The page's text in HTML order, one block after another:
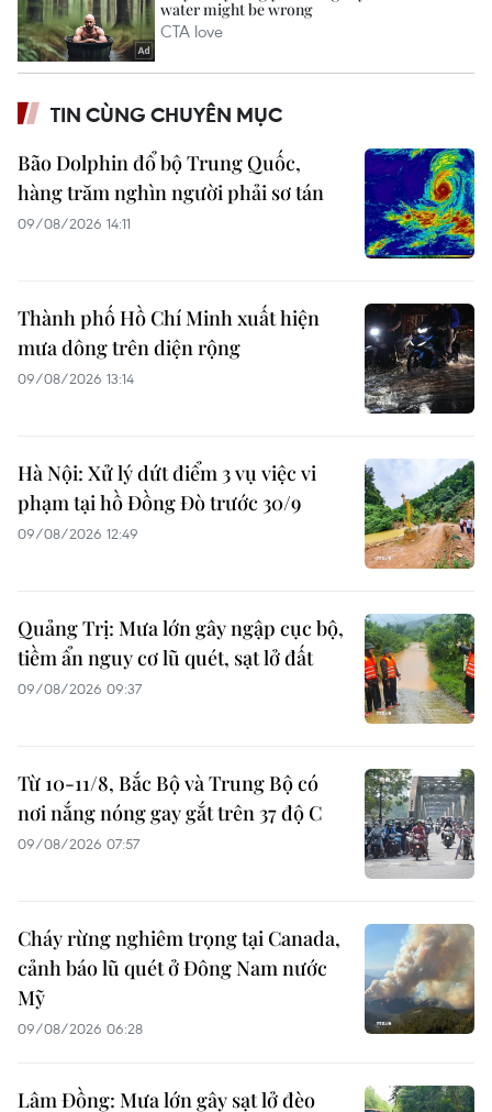
TIN CÙNG CHUYÊN MỤC
Bão Dolphin đổ bộ Trung Quốc,
hàng trăm nghìn người phải sơ tán
09/08/2026 14:11
Thành phố Hồ Chí Minh xuất hiện
mưa dông trên diện rộng
09/08/2026 13:14
Hà Nội: Xử lý dứt điểm 3 vụ việc vi
phạm tại hồ Đồng Đò trước 30/9
09/08/2026 12:49
Quảng Trị: Mưa lớn gây ngập cục bộ,
tiềm ẩn nguy cơ lũ quét, sạt lở đất
09/08/2026 09:37
Từ 10-11/8, Bắc Bộ và Trung Bộ có
nơi nắng nóng gay gắt trên 37 độ C
09/08/2026 07:57
Cháy rừng nghiêm trọng tại Canada,
cảnh báo lũ quét ở Đông Nam nước
Mỹ
09/08/2026 06:28
Lâm Đồng: Mưa lớn gây sạt lở đèo